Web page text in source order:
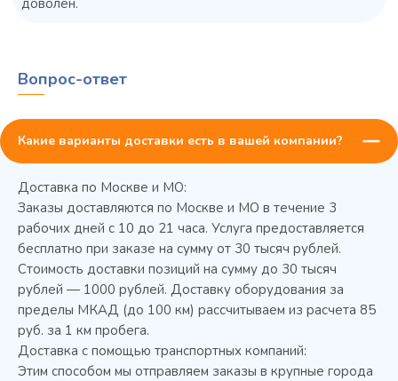
45 900 ₽ ✓ В наличии
В сравнение
В избранное
Купить в 1 клик В корзину
Вопрос-ответ
Какие варианты доставки есть в вашей компании?
Доставка по Москве и МО:
Заказы доставляются по Москве и МО в течение 3
рабочих дней с 10 до 21 часа. Услуга предоставляется
бесплатно при заказе на сумму от 30 тысяч рублей.
Стоимость доставки позиций на сумму до 30 тысяч
рублей — 1000 рублей. Доставку оборудования за
пределы МКАД (до 100 км) рассчитываем из расчета 85
руб. за 1 км пробега.
Доставка с помощью транспортных компаний:
Этим способом мы отправляем заказы в крупные города